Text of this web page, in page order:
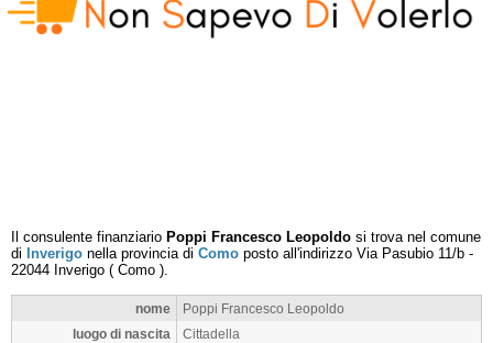
Il consulente finanziario Poppi Francesco Leopoldo si trova nel comune
di Inverigo nella provincia di Como posto all'indirizzo Via Pasubio 11/b -
22044 Inverigo ( Como ).
nome
Poppi Francesco Leopoldo
luogo di nascita
Cittadella